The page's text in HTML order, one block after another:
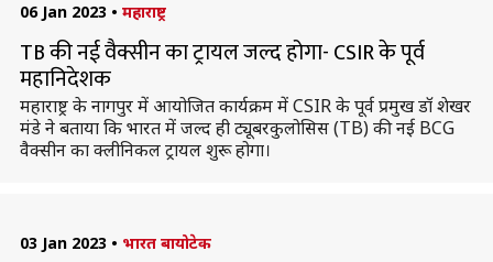
06 Jan 2023 • महाराष्ट्र
TB की नई वैक्सीन का ट्रायल जल्द होगा- CSIR के पूर्व
महानिदेशक
महाराष्ट्र के नागपुर में आयोजित कार्यक्रम में CSIR के पूर्व प्रमुख डॉ शेखर
मंडे ने बताया कि भारत में जल्द ही ट्यूबरकुलोसिस (TB) की नई BCG
वैक्सीन का क्लीनिकल ट्रायल शुरू होगा।
03 Jan 2023 • भारत बायोटेक